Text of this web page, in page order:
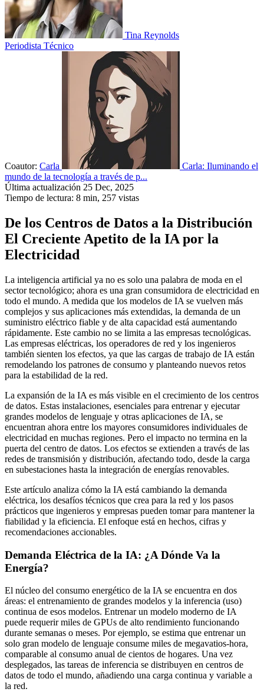
Tina Reynolds
Periodista Técnico
Coautor: Carla
Carla: Iluminando el
mundo de la tecnología a través de p...
Última actualización 25 Dec, 2025
Tiempo de lectura: 8 min, 257 vistas
De los Centros de Datos a la Distribución
El Creciente Apetito de la IA por la
Electricidad
La inteligencia artificial ya no es solo una palabra de moda en el
sector tecnológico; ahora es una gran consumidora de electricidad en
todo el mundo. A medida que los modelos de IA se vuelven más
complejos y sus aplicaciones más extendidas, la demanda de un
suministro eléctrico fiable y de alta capacidad está aumentando
rápidamente. Este cambio no se limita a las empresas tecnológicas.
Las empresas eléctricas, los operadores de red y los ingenieros
también sienten los efectos, ya que las cargas de trabajo de IA están
remodelando los patrones de consumo y planteando nuevos retos
para la estabilidad de la red.
La expansión de la IA es más visible en el crecimiento de los centros
de datos. Estas instalaciones, esenciales para entrenar y ejecutar
grandes modelos de lenguaje y otras aplicaciones de IA, se
encuentran ahora entre los mayores consumidores individuales de
electricidad en muchas regiones. Pero el impacto no termina en la
puerta del centro de datos. Los efectos se extienden a través de las
redes de transmisión y distribución, afectando todo, desde la carga
en subestaciones hasta la integración de energías renovables.
Este artículo analiza cómo la IA está cambiando la demanda
eléctrica, los desafíos técnicos que crea para la red y los pasos
prácticos que ingenieros y empresas pueden tomar para mantener la
fiabilidad y la eficiencia. El enfoque está en hechos, cifras y
recomendaciones accionables.
Demanda Eléctrica de la IA: ¿A Dónde Va la
Energía?
El núcleo del consumo energético de la IA se encuentra en dos
áreas: el entrenamiento de grandes modelos y la inferencia (uso)
continua de esos modelos. Entrenar un modelo moderno de IA
puede requerir miles de GPUs de alto rendimiento funcionando
durante semanas o meses. Por ejemplo, se estima que entrenar un
solo gran modelo de lenguaje consume miles de megavatios-hora,
comparable al consumo anual de cientos de hogares. Una vez
desplegados, las tareas de inferencia se distribuyen en centros de
datos de todo el mundo, añadiendo una carga continua y variable a
la red.